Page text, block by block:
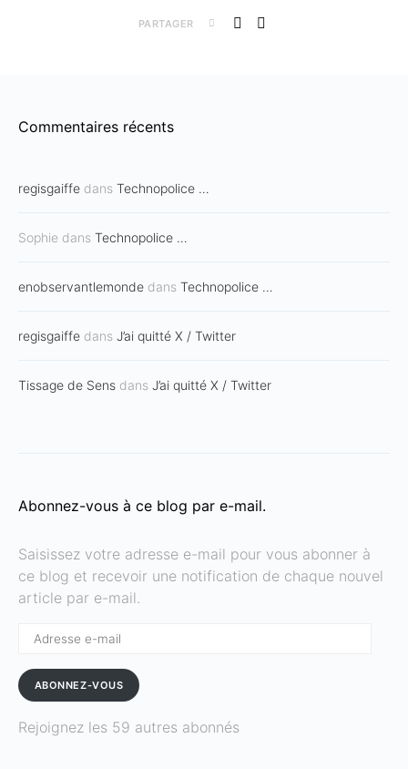
PARTAGER
Commentaires récents
regisgaiffe dans Technopolice …
Sophie dans Technopolice …
enobservantlemonde dans Technopolice …
regisgaiffe dans J’ai quitté X / Twitter
Tissage de Sens dans J’ai quitté X / Twitter
Abonnez-vous à ce blog par e-mail.
Saisissez votre adresse e-mail pour vous abonner à
ce blog et recevoir une notification de chaque nouvel
article par e-mail.
ABONNEZ-VOUS
Rejoignez les 59 autres abonnés